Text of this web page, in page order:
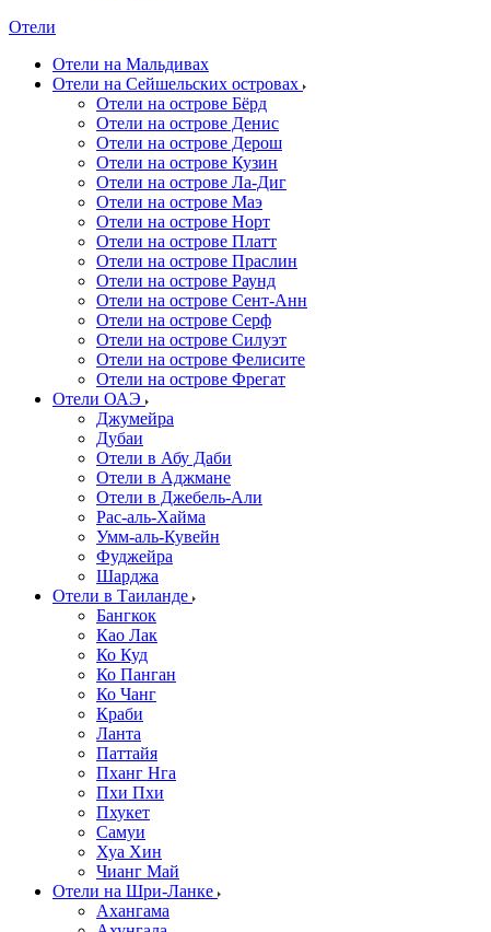
Отели
Отели на Мальдивах
Отели на Сейшельских островах
Отели на острове Бёрд
Отели на острове Денис
Отели на острове Дерош
Отели на острове Кузин
Отели на острове Ла-Диг
Отели на острове Маэ
Отели на острове Норт
Отели на острове Платт
Отели на острове Праслин
Отели на острове Раунд
Отели на острове Сент-Анн
Отели на острове Серф
Отели на острове Силуэт
Отели на острове Фелисите
Отели на острове Фрегат
Отели ОАЭ
Джумейра
Дубаи
Отели в Абу Даби
Отели в Аджмане
Отели в Джебель-Али
Рас-аль-Хайма
Умм-аль-Кувейн
Фуджейра
Шарджа
Отели в Таиланде
Бангкок
Као Лак
Ко Куд
Ко Панган
Ко Чанг
Краби
Ланта
Паттайя
Пханг Нга
Пхи Пхи
Пхукет
Самуи
Хуа Хин
Чианг Май
Отели на Шри-Ланке
Ахангама